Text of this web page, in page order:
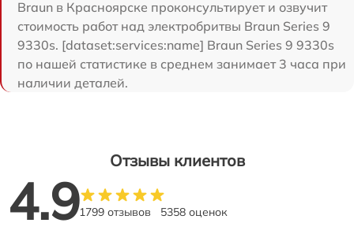
Braun в Красноярске проконсультирует и озвучит
стоимость работ над электробритвы Braun Series 9
9330s. [dataset:services:name] Braun Series 9 9330s
по нашей статистике в среднем занимает 3 часа при
наличии деталей.
Отзывы клиентов
4.91799 отзывов 5358 оценок